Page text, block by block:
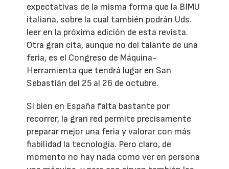
expectativas de la misma forma que la BIMU
italiana, sobre la cual también podrán Uds.
leer en la próxima edición de esta revista.
Otra gran cita, aunque no del talante de una
feria, es el Congreso de Máquina-
Herramienta que tendrá lugar en San
Sebastián del 25 al 26 de octubre.
Si bien en España falta bastante por
recorrer, la gran red permite precisamente
preparar mejor una feria y valorar con más
fiabilidad la tecnología. Pero claro, de
momento no hay nada como ver en persona